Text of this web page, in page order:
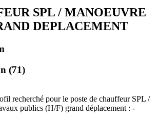
SPL / MANOEUVRE
DEPLACEMENT
(71)
recherché pour le poste de chauffeur SPL /
publics (H/F) grand déplacement : -